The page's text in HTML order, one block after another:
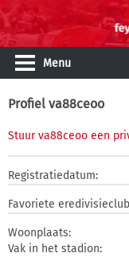
Menu
Profiel va88ceoo
Stuur va88ceoo een
Registratiedatum:
Favoriete
Woonplaats:
Vak in het stadion: